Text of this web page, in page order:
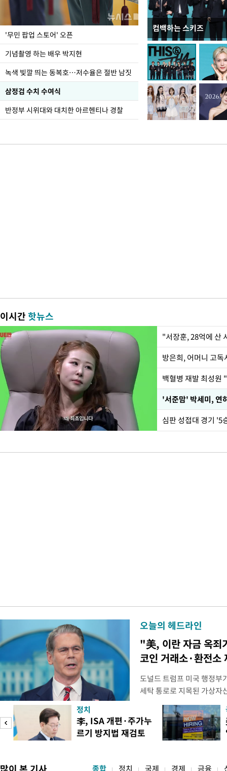
'무민 팝업 스토어' 오픈
기념촬영 하는 배우 박지현
녹색 빛깔 띄는 동복호…저수율은 절반 남짓
삼정검 수치 수여식
반정부 시위대와 대치한 아르헨티나 경찰
컴백하는 스키즈
지석천 뒤덮은 개구리
이시간핫뉴스
"서장훈, 28억에 산
방은희, 어머니 고
백혈병 재발 최성원
'서준맘' 박세미, 연
오늘의 헤드라인
"美, 이란 자금 옥죄
코인 거래소·환전소
도널드 트럼프 미국 행정부
세탁 통로로 지목된 가상자
무더기 제재했다. 미 재무
이란혁명수비대(IRGC) 자
래소와, 이란의 해외 석유
트워크를 각각 제재한다고
정치
李, ISA 개편·주가누
르기 방지법 재검토
종합 정치 국제 경제 금융